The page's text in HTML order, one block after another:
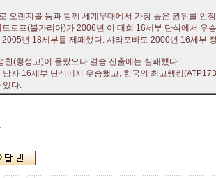
오렌지볼 등과 함께 세계무대에서 가장 높은 권위를 인
로프(불가리아)가 2006년 이 대회 16세부 단식에서 우
년 18세부를 제패했다. 샤라포바도 2000년 16세부
찬(횡성고)이 올랐으나 결승 진출에는 실패했다.
자 16세부 단식에서 우승했고, 한국의 최고랭킹
있다.